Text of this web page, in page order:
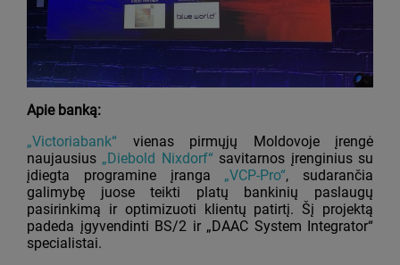
Apie banką:
„Victoriabank“ vienas pirmųjų Moldovoje įrengė
naujausius „Diebold Nixdorf“savitarnos įrenginius su
įdiegta programine įranga „VCP-Pro“, sudarančia
galimybę juose teikti platų bankinių paslaugų
pasirinkimą ir optimizuoti klientų patirtį. Šį projektą
padeda įgyvendinti BS/2 ir „DAAC System Integrator“
specialistai.